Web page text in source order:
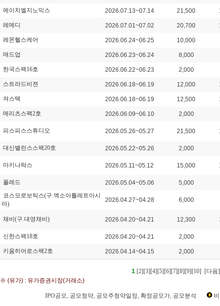
에이치엘지노믹스 2026.07.13~07.14 21,500
레메디 2026.07.01~07.02 20,700
레몬헬스케어 2026.06.24~06.25 10,000
매드업 2026.06.23~06.24 8,000
한국스팩16호 2026.06.22~06.23 2,000
스트라드비젼 2026.06.18~06.19 12,000
져스텍 2026.06.18~06.19 12,500
메리츠스팩2호 2026.06.09~06.10 2,000
피스피스스튜디오 2026.05.26~05.27 21,500
대신밸런스스팩20호 2026.05.22~05.26 2,000
마키나락스 2026.05.11~05.12 15,000
폴레드 2026.05.04~05.06
5,000
코스모로보틱스(구.엑소아틀레트아시
아)
2026.04.27~04.28 6,000
채비(구.대영채비) 2026.04.20~04.21 12,300
신한스팩18호 2026.04.20~04.21 2,000
키움히어로스팩2호 2026.04.14~04.15 2,000
1 [2][3][4][5][6][7][8][9][10] [다음]
※ (유가) : 유가증권시장(거래소)
IPO공모, 공모청약, 공모주청약일정, 확정공모가, 공모분석